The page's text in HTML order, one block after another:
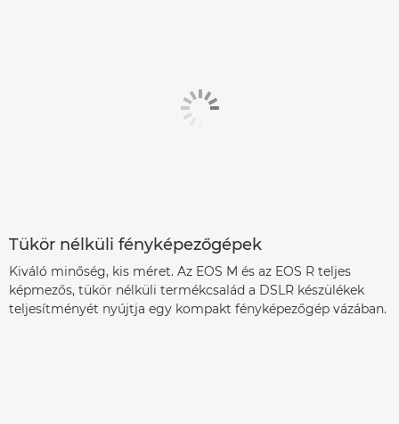
Tükör nélküli fényképezőgépek
Kiváló minőség, kis méret. Az EOS M és az EOS R teljes
képmezős, tükör nélküli termékcsalád a DSLR készülékek
teljesítményét nyújtja egy kompakt fényképezőgép vázában.